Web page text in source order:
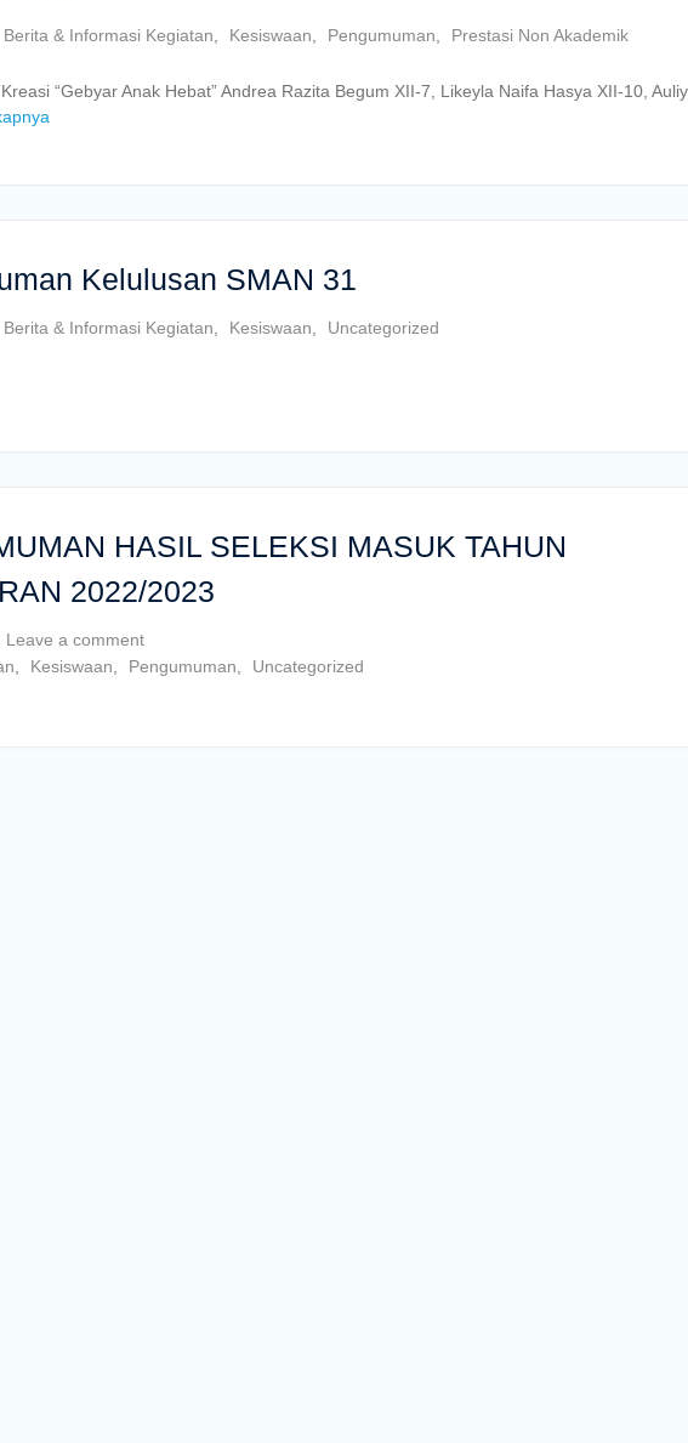
Berita & Informasi Kegiatan Kesiswaan Pengumuman Prestasi Non Akademik
“Gebyar Anak Hebat” Andrea Razita Begum XII-7, Likeyla Naifa Hasya XII-10,
Kelulusan SMAN 31
Berita & Informasi Kegiatan Kesiswaan Uncategorized
HASIL SELEKSI MASUK TAHUN
2022/2023
Leave a comment
Kesiswaan Pengumuman Uncategorized